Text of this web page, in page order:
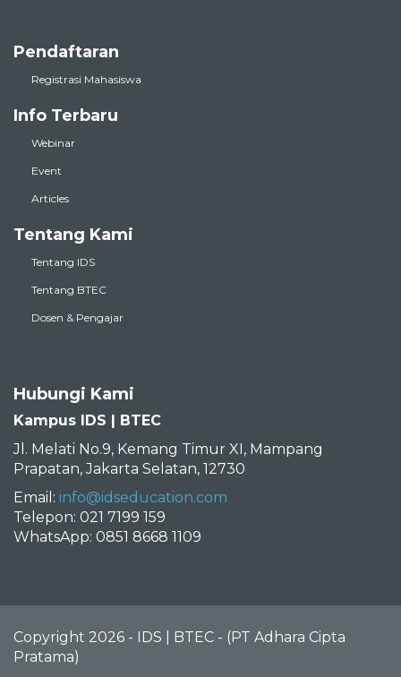
Pendaftaran
Registrasi Mahasiswa
Info Terbaru
Webinar
Event
Articles
Tentang Kami
Tentang IDS
Tentang BTEC
Dosen & Pengajar
Hubungi Kami
Kampus IDS | BTEC
Jl. Melati No.9, Kemang Timur XI, Mampang
Prapatan, Jakarta Selatan, 12730
Email: info@idseducation.com
Telepon: 021 7199 159
WhatsApp: 0851 8668 1109
Copyright 2026 - IDS | BTEC - (PT Adhara Cipta
Pratama)